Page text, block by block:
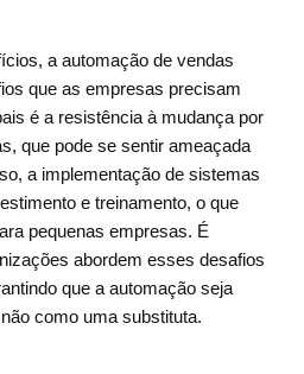
a automação de vendas
que as empresas precisam
é a resistência à mudança por
que pode se sentir ameaçada
a implementação de sistemas
e treinamento, o que
pequenas empresas. É
abordem esses desafios
que a automação seja
como uma substituta.